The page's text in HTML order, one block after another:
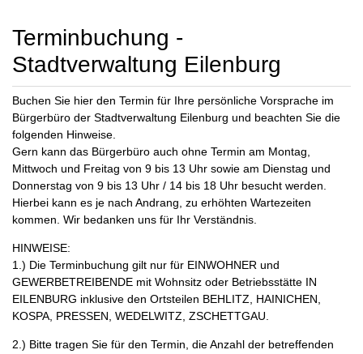
Terminbuchung -
Stadtverwaltung Eilenburg
Buchen Sie hier den Termin für Ihre persönliche Vorsprache im
Bürgerbüro der Stadtverwaltung Eilenburg und beachten Sie die
folgenden Hinweise.
Gern kann das Bürgerbüro auch ohne Termin am Montag,
Mittwoch und Freitag von 9 bis 13 Uhr sowie am Dienstag und
Donnerstag von 9 bis 13 Uhr / 14 bis 18 Uhr besucht werden.
Hierbei kann es je nach Andrang, zu erhöhten Wartezeiten
kommen. Wir bedanken uns für Ihr Verständnis.
HINWEISE:
1.) Die Terminbuchung gilt nur für EINWOHNER und
GEWERBETREIBENDE mit Wohnsitz oder Betriebsstätte IN
EILENBURG inklusive den Ortsteilen BEHLITZ, HAINICHEN,
KOSPA, PRESSEN, WEDELWITZ, ZSCHETTGAU.
2.) Bitte tragen Sie für den Termin, die Anzahl der betreffenden